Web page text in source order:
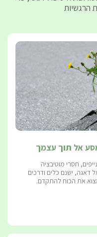
הרגשיות
אל תוך עצמך
חסרי מוטיבציה
ישנם כלים ודרכים
את הכוח להתקדם.